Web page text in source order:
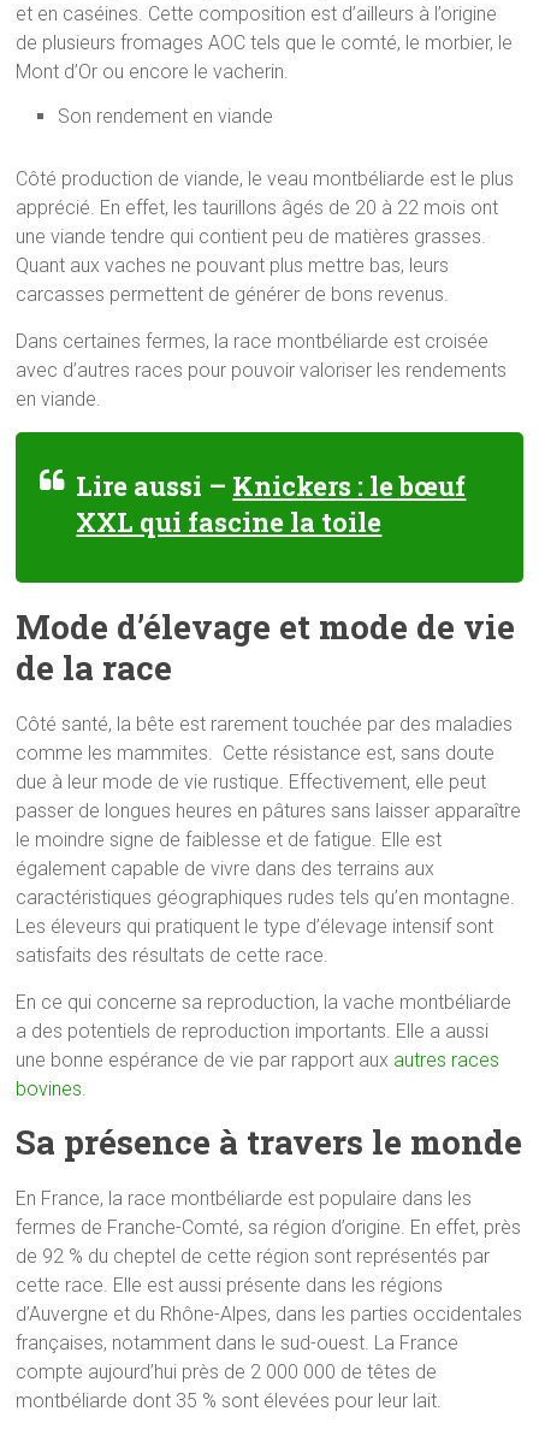
et en caséines. Cette composition est d’ailleurs à l’origine
de plusieurs fromages AOC tels que le comté, le morbier, le
Mont d’Or ou encore le vacherin.
Son rendement en viande
Côté production de viande, le veau montbéliarde est le plus
apprécié. En effet, les taurillons âgés de 20 à 22 mois ont
une viande tendre qui contient peu de matières grasses.
Quant aux vaches ne pouvant plus mettre bas, leurs
carcasses permettent de générer de bons revenus.
Dans certaines fermes, la race montbéliarde est croisée
avec d’autres races pour pouvoir valoriser les rendements
en viande.
Lire aussi – Knickers : le bœuf
XXL qui fascine la toile
Mode d’élevage et mode de vie
de la race
Côté santé, la bête est rarement touchée par des maladies
comme les mammites. Cette résistance est, sans doute
due à leur mode de vie rustique. Effectivement, elle peut
passer de longues heures en pâtures sans laisser apparaître
le moindre signe de faiblesse et de fatigue. Elle est
également capable de vivre dans des terrains aux
caractéristiques géographiques rudes tels qu’en montagne.
Les éleveurs qui pratiquent le type d’élevage intensif sont
satisfaits des résultats de cette race.
En ce qui concerne sa reproduction, la vache montbéliarde
a des potentiels de reproduction importants. Elle a aussi
une bonne espérance de vie par rapport aux autres races
bovines.
Sa présence à travers le monde
En France, la race montbéliarde est populaire dans les
fermes de Franche-Comté, sa région d’origine. En effet, près
de 92 % du cheptel de cette région sont représentés par
cette race. Elle est aussi présente dans les régions
d’Auvergne et du Rhône-Alpes, dans les parties occidentales
françaises, notamment dans le sud-ouest. La France
compte aujourd’hui près de 2 000 000 de têtes de
montbéliarde dont 35 % sont élevées pour leur lait.